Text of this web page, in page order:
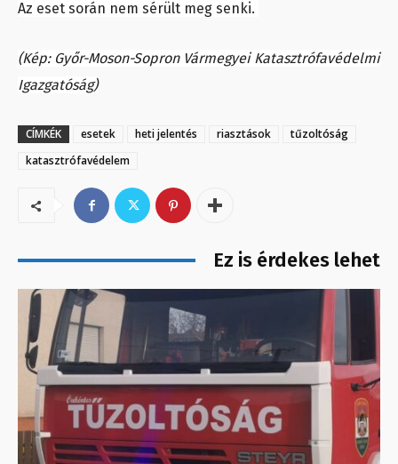
Az eset során nem sérült meg senki.
(Kép: Győr-Moson-Sopron Vármegyei Katasztrófavédelmi
Igazgatóság)
CÍMKÉK esetek heti jelentés riasztások
tűzoltóság
katasztrófavédelem
Ez is érdekes lehet